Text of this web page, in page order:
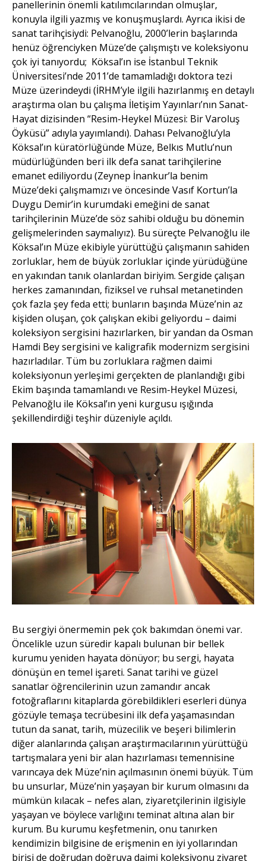
panellerinin önemli katılımcılarından olmuşlar,
konuyla ilgili yazmış ve konuşmuşlardı. Ayrıca ikisi de
sanat tarihçisiydi: Pelvanoğlu, 2000’lerin başlarında
henüz öğrenciyken Müze’de çalışmıştı ve koleksiyonu
çok iyi tanıyordu; Köksal’ın ise İstanbul Teknik
Üniversitesi’nde 2011’de tamamladığı doktora tezi
Müze üzerindeydi (İRHM’yle ilgili hazırlanmış en detaylı
araştırma olan bu çalışma İletişim Yayınları’nın Sanat-
Hayat dizisinden “Resim-Heykel Müzesi: Bir Varoluş
Öyküsü” adıyla yayımlandı). Dahası Pelvanoğlu’yla
Köksal’ın küratörlüğünde Müze, Belkıs Mutlu’nun
müdürlüğünden beri ilk defa sanat tarihçilerine
emanet ediliyordu (Zeynep İnankur’la benim
Müze’deki çalışmamızı ve öncesinde Vasıf Kortun’la
Duygu Demir’in kurumdaki emeğini de sanat
tarihçilerinin Müze’de söz sahibi olduğu bu dönemin
gelişmelerinden saymalıyız). Bu süreçte Pelvanoğlu ile
Köksal’ın Müze ekibiyle yürüttüğü çalışmanın sahiden
zorluklar, hem de büyük zorluklar içinde yürüdüğüne
en yakından tanık olanlardan biriyim. Sergide çalışan
herkes zamanından, fiziksel ve ruhsal metanetinden
çok fazla şey feda etti; bunların başında Müze’nin az
kişiden oluşan, çok çalışkan ekibi geliyordu – daimi
koleksiyon sergisini hazırlarken, bir yandan da Osman
Hamdi Bey sergisini ve kaligrafik modernizm sergisini
hazırladılar. Tüm bu zorluklara rağmen daimi
koleksiyonun yerleşimi gerçekten de planlandığı gibi
Ekim başında tamamlandı ve Resim-Heykel Müzesi,
Pelvanoğlu ile Köksal’ın yeni kurgusu ışığında
şekillendirdiği teşhir düzeniyle açıldı.
Bu sergiyi önermemin pek çok bakımdan önemi var.
Öncelikle uzun süredir kapalı bulunan bir bellek
kurumu yeniden hayata dönüyor; bu sergi, hayata
dönüşün en temel işareti. Sanat tarihi ve güzel
sanatlar öğrencilerinin uzun zamandır ancak
fotoğraflarını kitaplarda görebildikleri eserleri dünya
gözüyle temaşa tecrübesini ilk defa yaşamasından
tutun da sanat, tarih, müzecilik ve beşeri bilimlerin
diğer alanlarında çalışan araştırmacılarının yürüttüğü
tartışmalara yeni bir alan hazırlaması temennisine
varıncaya dek Müze’nin açılmasının önemi büyük. Tüm
bu unsurlar, Müze’nin yaşayan bir kurum olmasını da
mümkün kılacak – nefes alan, ziyaretçilerinin ilgisiyle
yaşayan ve böylece varlığını teminat altına alan bir
kurum. Bu kurumu keşfetmenin, onu tanırken
kendimizin bilgisine de erişmenin en iyi yollarından
birisi de doğrudan doğruya daimi koleksiyonu ziyaret